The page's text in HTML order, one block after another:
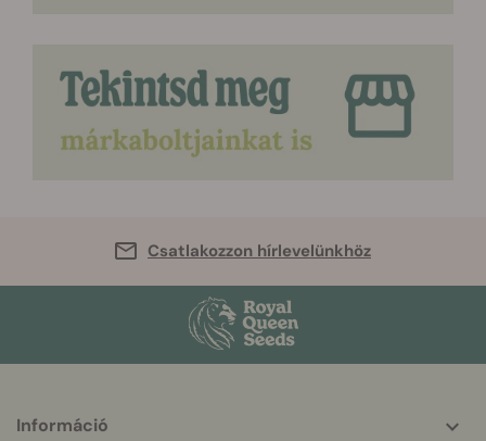
Csatlakozzon hírlevelünkhöz
helpful
Információ